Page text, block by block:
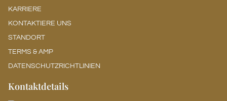
KARRIERE
KONTAKTIERE UNS
STANDORT
TERMS & AMP
DATENSCHUTZRICHTLINIEN
Kontaktdetails